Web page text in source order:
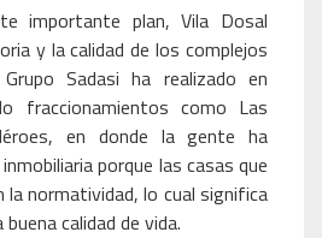
importante plan, Vila Dosal
y la calidad de los complejos
Sadasi ha realizado en
fraccionamientos como Las
en donde la gente ha
porque las casas que
la normatividad, lo cual significa
calidad de vida.